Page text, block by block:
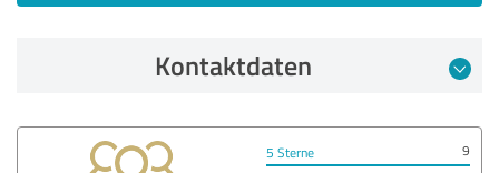
Kontaktdaten
5 Sterne
9